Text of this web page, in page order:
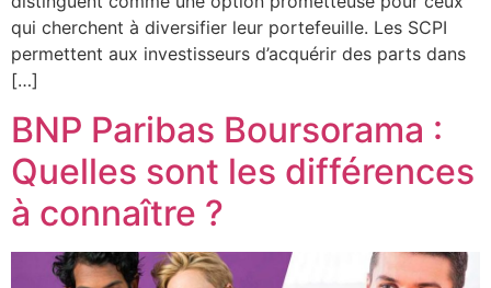
qui cherchent à diversifier leur portefeuille. Les SCPI
permettent aux investisseurs d’acquérir des parts dans
[…]
BNP Paribas Boursorama :
Quelles sont les différences
à connaître ?